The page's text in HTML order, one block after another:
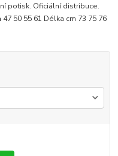
potisk. Oficiální distribuce.
50 55 61 Délka cm 73 75 76